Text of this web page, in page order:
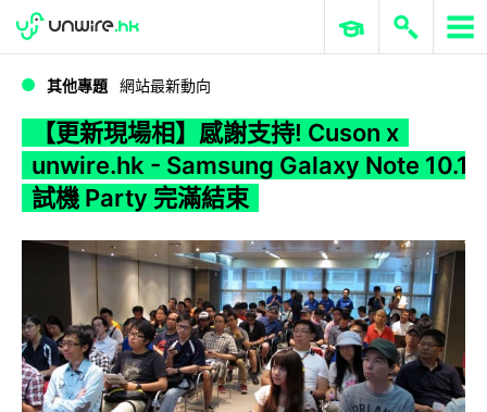
WWDC 2026 ERP 與商業 AI
其他專題 網站最新動向
【更新現場相】感謝支持! Cuson x
unwire.hk - Samsung Galaxy Note 10.1
試機 Party 完滿結束